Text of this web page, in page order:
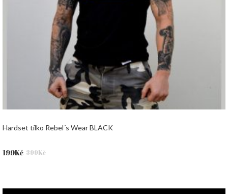
Hardset tílko Rebel´s Wear BLACK
399Kč
Původní
199Kč
Aktuální